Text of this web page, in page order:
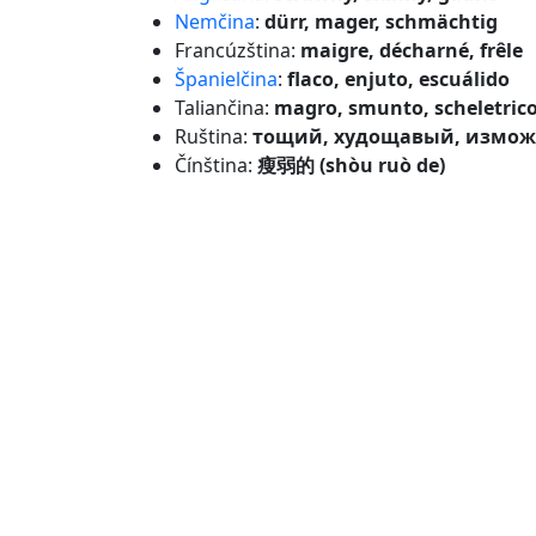
Nemčina: dürr, mager, schmächtig
Francúzština: maigre, décharné, frêle
Španielčina: flaco, enjuto, escuálido
Taliančina: magro, smunto,
Ruština: тощий, худощавый,
Čínština: 瘦弱的 (shòu ruò de)